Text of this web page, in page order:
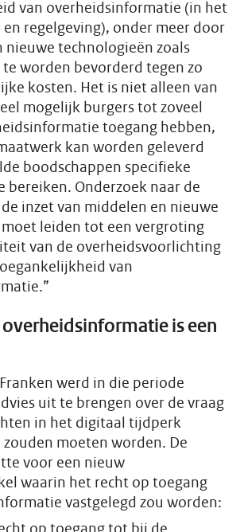
van overheidsinformatie (in het
regelgeving), onder meer door
nieuwe technologieën zoals
worden bevorderd tegen zo
kosten. Het is niet alleen van
mogelijk burgers tot zoveel
toegang hebben,
kan worden geleverd
boodschappen specifieke
bereiken. Onderzoek naar de
inzet van middelen en nieuwe
leiden tot een vergroting
van de overheidsvoorlichting
van
overheidsinformatie is een
werd in die periode
uit te brengen over de vraag
in het digitaal tijdperk
zouden moeten worden. De
voor een nieuw
waarin het recht op toegang
vastgelegd zou worden:
op toegang tot bij de